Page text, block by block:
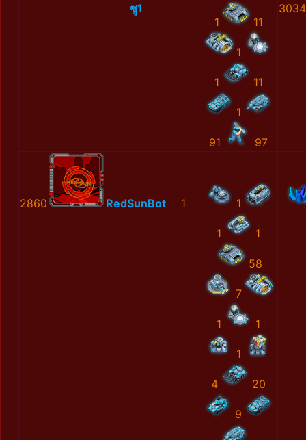
ซู1
1 11
1
1 11
1
91 97
2860 RedSunBot 1 1
1 1
58
7
1 1
1
4 20
9